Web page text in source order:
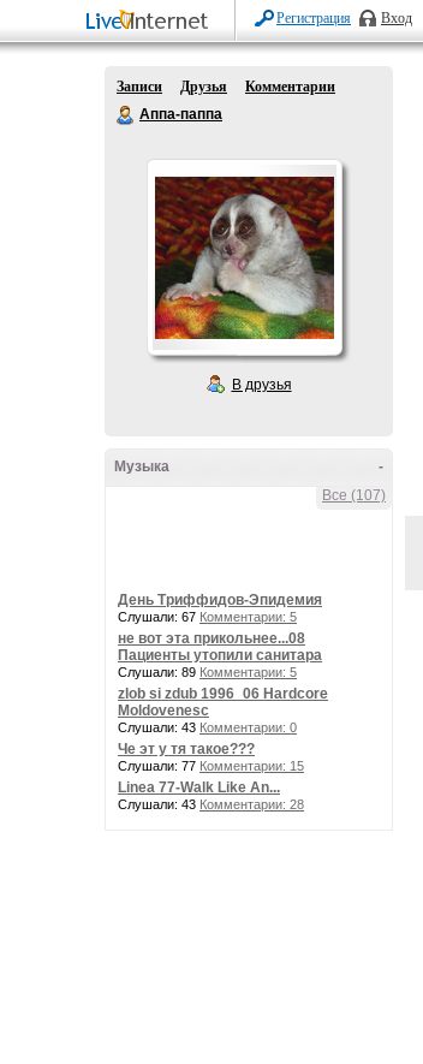
Регистрация Вход
Записи Друзья
Комментарии
Аппа-паппа
В друзья
-
Музыка
Все (107)
День Триффидов-Эпидемия
Слушали: 67 Комментарии: 5
не вот эта прикольнее...08
Пациенты утопили санитара
Слушали: 89 Комментарии: 5
zlob si zdub 1996_06 Hardcore
Moldovenesc
Слушали: 43 Комментарии: 0
Че эт у тя такое???
Слушали: 77 Комментарии: 15
Linea 77-Walk Like An...
Слушали: 43 Комментарии: 28